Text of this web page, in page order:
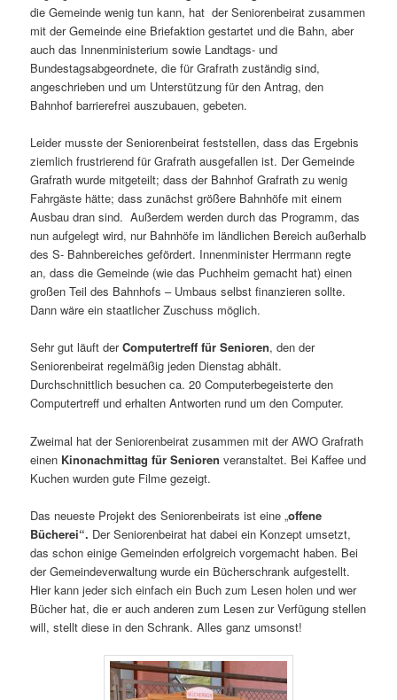
die Gemeinde wenig tun kann, hat der Seniorenbeirat zusammen
mit der Gemeinde eine Briefaktion gestartet und die Bahn, aber
auch das Innenministerium sowie Landtags- und
Bundestagsabgeordnete, die für Grafrath zuständig sind,
angeschrieben und um Unterstützung für den Antrag, den
Bahnhof barrierefrei auszubauen, gebeten.
Leider musste der Seniorenbeirat feststellen, dass das Ergebnis
ziemlich frustrierend für Grafrath ausgefallen ist. Der Gemeinde
Grafrath wurde mitgeteilt; dass der Bahnhof Grafrath zu wenig
Fahrgäste hätte; dass zunächst größere Bahnhöfe mit einem
Ausbau dran sind. Außerdem werden durch das Programm, das
nun aufgelegt wird, nur Bahnhöfe im ländlichen Bereich außerhalb
des S- Bahnbereiches gefördert. Innenminister Herrmann regte
an, dass die Gemeinde (wie das Puchheim gemacht hat) einen
großen Teil des Bahnhofs – Umbaus selbst finanzieren sollte.
Dann wäre ein staatlicher Zuschuss möglich.
Sehr gut läuft derComputertreff für Senioren, den der
Seniorenbeirat regelmäßig jeden Dienstag abhält.
Durchschnittlich besuchen ca. 20 Computerbegeisterte den
Computertreff und erhalten Antworten rund um den Computer.
Zweimal hat der Seniorenbeirat zusammen mit der AWO Grafrath
einen Kinonachmittag für Senioren veranstaltet. Bei Kaffee und
Kuchen wurden gute Filme gezeigt.
Das neueste Projekt des Seniorenbeirats ist eine „offene
Bücherei“. Der Seniorenbeirat hat dabei ein Konzept umsetzt,
das schon einige Gemeinden erfolgreich vorgemacht haben. Bei
der Gemeindeverwaltung wurde ein Bücherschrank aufgestellt.
Hier kann jeder sich einfach ein Buch zum Lesen holen und wer
Bücher hat, die er auch anderen zum Lesen zur Verfügung stellen
will, stellt diese in den Schrank. Alles ganz umsonst!